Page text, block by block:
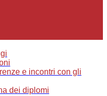
e incontri con gli
dei diplomi